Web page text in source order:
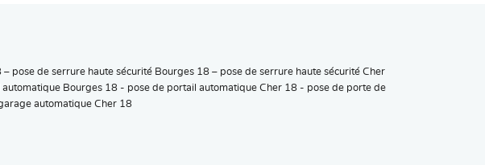
de serrure haute sécurité Bourges 18 – pose de serrure haute sécurité Cher
Bourges 18 - pose de portail automatique Cher 18 - pose de porte de
automatique Cher 18